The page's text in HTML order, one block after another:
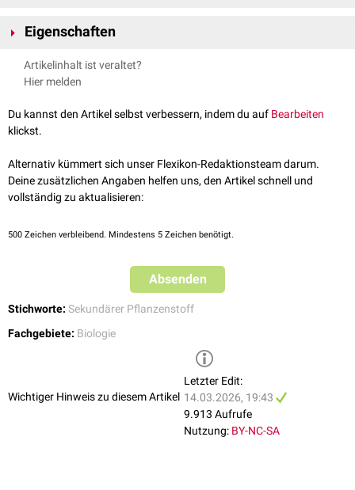
Synthesewegen unterscheiden.
Kondensierte Tannine
Kondensierte Tannine sind
bisher kaum verstanden.
Hydrolysierbare Tannine sindglykosylierteGallussäuren, die im
pflanzlichen Stoffwechsel aus Shikimatgebildet werden.
Eigenschaften
Wasserstoffbrückenbindungen
Aminogruppen
Tannine wurden früher beim Gerben zur Produktion von Leder
eingesetzt. Sie binden an das
tierischer
Artikelinhalt ist veraltet?
Hier melden
Du kannst den Artikel selbst verbessern, indem du auf Bearbeiten
klickst.
Alternativ kümmert sich unser Flexikon-Redaktionsteam darum.
Deine zusätzlichen Angaben helfen uns, den Artikel schnell und
vollständig zu aktualisieren:
500 Zeichen verbleibend. Mindestens 5 Zeichen benötigt.
Absenden
Stichworte: Sekundärer Pflanzenstoff
Fachgebiete: Biologie
Wichtiger Hinweis zu diesem Artikel
Letzter Edit:
14.03.2026, 19:43
9.913 Aufrufe
Nutzung: BY-NC-SA